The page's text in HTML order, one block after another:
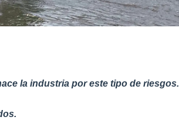
la industria por este tipo de riesgos.